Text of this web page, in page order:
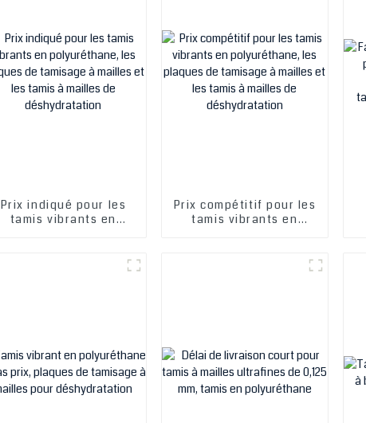
Prix ​​indiqué pour les
tamis vibrants en
mailles et les tamis à
Prix ​​compétitif pour les
tamis vibrants en